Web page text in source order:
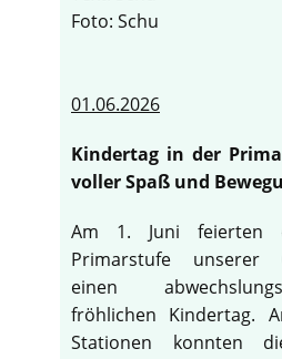
Foto: Schu
01.06.2026
Kindertag in der
voller Spaß und
Am 1. Juni feierten
Primarstufe unserer
einen
fröhlichen Kindertag.
Stationen konnten